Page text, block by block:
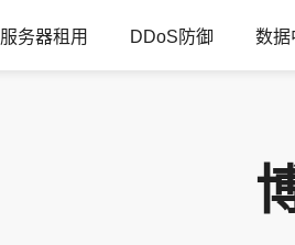
服务器租用 DDoS防御 数据